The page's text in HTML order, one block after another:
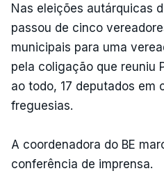
Nas eleições autárquicas
passou de cinco
municipais para uma
pela coligação que reuniu
ao todo, 17 deputados em
freguesias.
A coordenadora do BE
conferência de imprensa.